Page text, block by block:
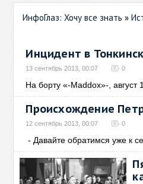
ИнфоГлаз: Хочу все знать »
Инцидент в
13 сентябрь 2013, 00:07 0
На борту «-Maddox»-, август
Происхождение
12 сентябрь 2013, 00:07 0
- Давайте обратимся уже к